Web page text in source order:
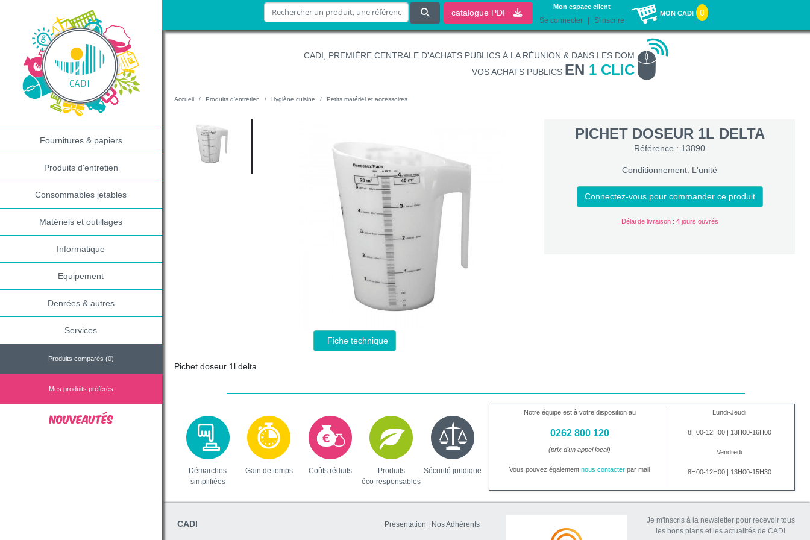
Fournitures & papiers
Produits d'entretien
Consommables jetables
Matériels et outillages
Informatique
Equipement
Denrées & autres
Services
Produits comparés (0)
Mes produits préférés
catalogue PDF
Mon espace client
Se connecter S'inscrire
MON CADI 0
CADI, PREMIÈRE CENTRALE D'ACHATS PUBLICS À LA RÉUNION & DANS LES DOM
VOS ACHATS PUBLICS EN 1 CLIC
Accueil Produits d'entretien Hygiène cuisine Petits matériel et accessoires
Fiche technique
Pichet doseur 1l delta
PICHET DOSEUR 1L DELTA
Référence : 13890
Conditionnement: L'unité
Connectez-vous pour commander ce produit
Délai de livraison : 4 jours ouvrés
Démarches
simplifiées
Gain de temps Coûts réduits
Produits
éco-responsables
Sécurité juridique
Notre équipe est à votre disposition au
0262 800 120
(prix d'un appel local)
Vous pouvez égalementnous contacter par mail
Lundi-Jeudi
8H00-12H00 | 13H00-16H00
Vendredi
8H00-12H00 | 13H00-15H30
CADI Présentation Nos Adhérents
Je m'inscris à la newsletter pour recevoir tous
les bons plans et les actualités de CADI